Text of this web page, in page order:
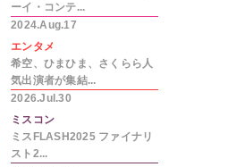
ーイ・コンテ...
2024.Aug.17
エンタメ
希空、ひまひま、さくらら人
気出演者が集結...
2026.Jul.30
ミスコン
ミスFLASH2025 ファイナリ
スト2...